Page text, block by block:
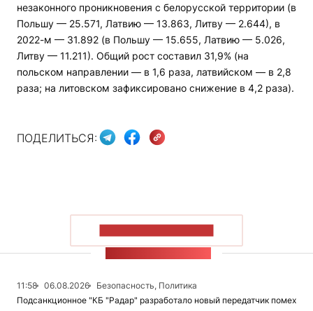
незаконного проникновения с белорусской территории (в
Польшу — 25.571, Латвию — 13.863, Литву — 2.644), в
2022-м — 31.892 (в Польшу — 15.655, Латвию — 5.026,
Литву — 11.211). Общий рост составил 31,9% (на
польском направлении — в 1,6 раза, латвийском — в 2,8
раза; на литовском зафиксировано снижение в 4,2 раза).
ПОДЕЛИТЬСЯ:
11:58 06.08.2026
Безопасность, Политика
Подсанкционное "КБ "Радар" разработало новый передатчик помех